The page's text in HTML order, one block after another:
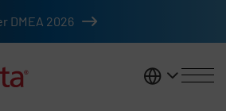
DMEA 2026
DACH